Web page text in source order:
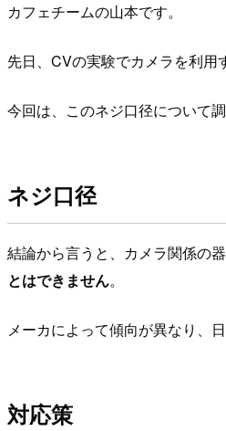
カフェチームの山本です。
先日、CVの実験でカメラを利用
今回は、このネジ口径について
ネジ口径
結論から言うと、カメラ関係の
とはできません。
メーカによって傾向が異なり、
対応策